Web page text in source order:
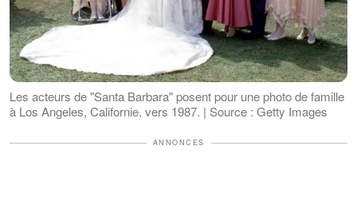
Les acteurs de "Santa Barbara" posent pour une photo de famille
à Los Angeles, Californie, vers 1987. | Source : Getty Images
ANNONCES